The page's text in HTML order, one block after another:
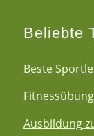
Beliebte
Beste
Ausbildung